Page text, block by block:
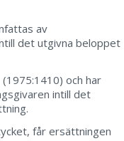
av
det utgivna beloppet
och har
intill det
får ersättningen